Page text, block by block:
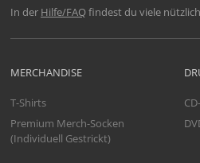
In der Hilfe/FAQfindest du viele
MERCHANDISE
T-Shirts
Premium Merch-Socken
(Individuell Gestrickt)